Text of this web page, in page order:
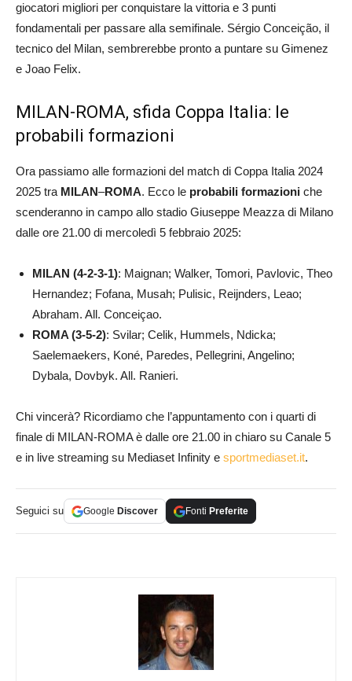
giocatori migliori per conquistare la vittoria e 3 punti
fondamentali per passare alla semifinale. Sérgio Conceição, il
tecnico del Milan, sembrerebbe pronto a puntare su Gimenez
e Joao Felix.
MILAN-ROMA, sfida Coppa Italia: le
probabili formazioni
Ora passiamo alle formazioni del match di Coppa Italia 2024
2025 tra MILAN–ROMA. Ecco le probabili formazioni che
scenderanno in campo allo stadio Giuseppe Meazza di Milano
dalle ore 21.00 di mercoledì 5 febbraio 2025:
MILAN (4-2-3-1): Maignan; Walker, Tomori, Pavlovic, Theo
Hernandez; Fofana, Musah; Pulisic, Reijnders, Leao;
Abraham. All. Conceiçao.
ROMA (3-5-2): Svilar; Celik, Hummels, Ndicka;
Saelemaekers, Koné, Paredes, Pellegrini, Angelino;
Dybala, Dovbyk. All. Ranieri.
Chi vincerà? Ricordiamo che l’appuntamento con i quarti di
finale di MILAN-ROMA è dalle ore 21.00 in chiaro su Canale 5
e in live streaming su Mediaset Infinity e sportmediaset.it.
Seguici su Google Discover Fonti Preferite